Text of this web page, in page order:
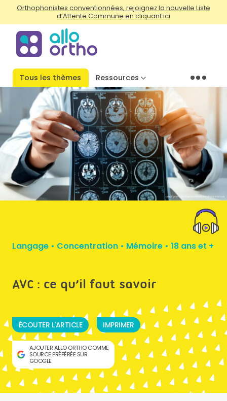
Orthophonistes conventionnées, rejoignez la nouvelle Liste
d’Attente Commune en cliquant ici
Tous les thèmes Ressources Menu
crédit photo by Makhbubakhon Ismatova in Istock
Langage • Concentration • Mémoire • 18 ans et +
AVC : ce qu’il faut savoir
ÉCOUTER L'ARTICLE IMPRIMER
AJOUTER ALLO ORTHO COMME
SOURCE PRÉFÉRÉE SUR
GOOGLE